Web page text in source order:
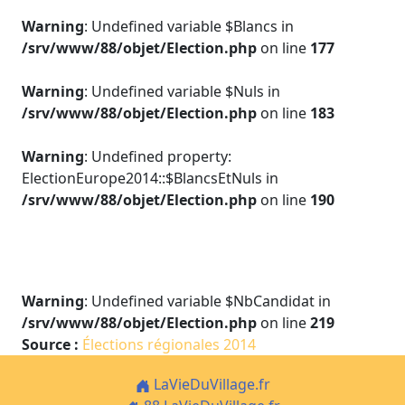
Warning: Undefined variable $Blancs in
/srv/www/88/objet/Election.php on line 177
Warning: Undefined variable $Nuls in
/srv/www/88/objet/Election.php on line 183
Warning: Undefined property:
ElectionEurope2014::$BlancsEtNuls in
/srv/www/88/objet/Election.php on line 190
Warning: Undefined variable $NbCandidat in
/srv/www/88/objet/Election.php on line219
Source : Élections régionales 2014
LaVieDuVillage.fr